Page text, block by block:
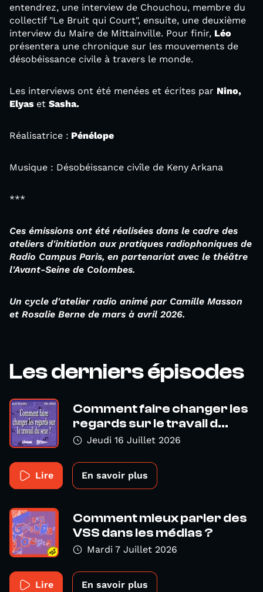
entendrez, une interview de Chouchou, membre du
collectif "Le Bruit qui Court", ensuite, une deuxième
interview du Maire de Mittainville. Pour finir, Léo
présentera une chronique sur les mouvements de
désobéissance civile à travers le monde.
Les interviews ont été menées et écrites par Nino,
Elyas et Sasha.
Réalisatrice : Pénélope
Musique : Désobéissance civîle de Keny Arkana
***
Ces émissions ont été réalisées dans le cadre des
ateliers d'initiation aux pratiques radiophoniques de
Radio Campus Paris, en partenariat avec le théâtre
l'Avant-Seine de Colombes.
Un cycle d'atelier radio animé par Camille Masson
et Rosalie Berne de mars à avril 2026.
Les derniers épisodes
Comment faire changer les
regards sur le travail d...
Jeudi 16 Juillet 2026
Lire En savoir plus
Comment mieux parler des
VSS dans les médias ?
Mardi 7 Juillet 2026
Lire En savoir plus